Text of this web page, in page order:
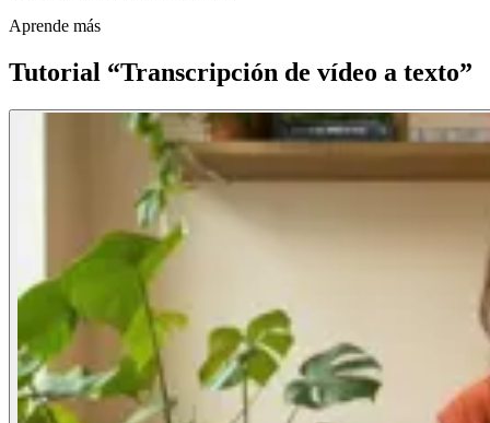
Aprende más
Tutorial “Transcripción de vídeo a texto”